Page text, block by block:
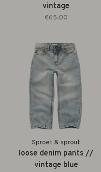
vintage
€65,00
Sproet & sprout
loose denim pants //
vintage blue